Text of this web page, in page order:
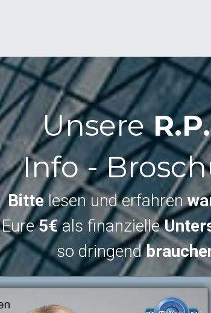
Unsere
Info -
Bitte lesen und erfahren
Eure 5€ als finanzielle
so dringend